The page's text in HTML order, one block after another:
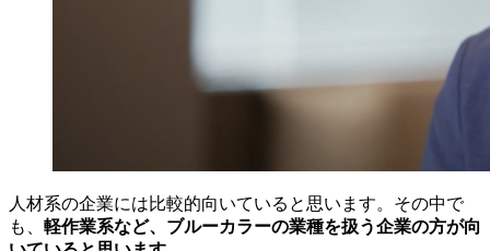
人材系の企業には比較的向いていると思います。その中で
も、 軽作業系など、ブルーカラーの業種を扱う企業の方が向